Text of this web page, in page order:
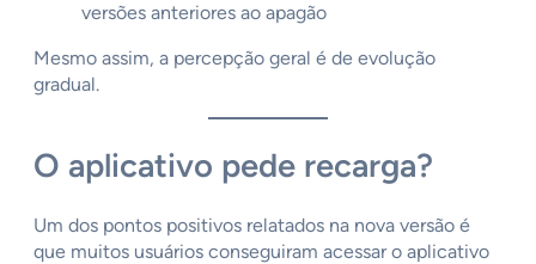
versões anteriores ao apagão
Mesmo assim, a percepção geral é de evolução
gradual.
O aplicativo pede recarga?
Um dos pontos positivos relatados na nova versão é
que muitos usuários conseguiram acessar o aplicativo